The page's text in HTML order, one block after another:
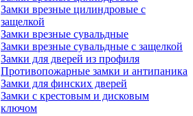
Замки врезные цилиндровые с
защелкой
Замки врезные сувальдные
Замки врезные сувальдные с защелкой
Замки для дверей из профиля
Противопожарные замки и антипаника
Замки для финских дверей
Замки с крестовым и дисковым
ключом